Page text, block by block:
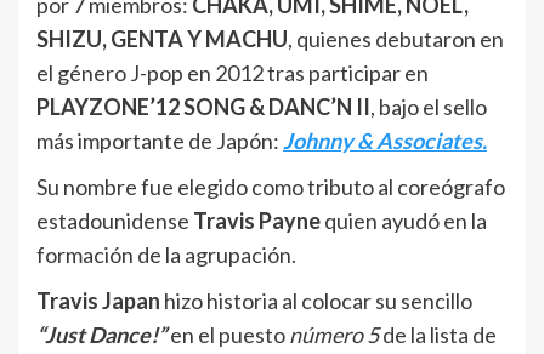
SHIZU, GENTA Y MACHU, quienes debutaron en
el género J-pop en 2012 tras participar en
PLAYZONE’12 SONG & DANC’N II, bajo el sello
más importante de Japón:Johnny & Associates.
Su nombre fue elegido como tributo al coreógrafo
estadounidense Travis Paynequien ayudó en la
formación de la agrupación.
Travis Japan hizo historia al colocar su sencillo
“Just Dance!”en el puestonúmero 5de la lista de